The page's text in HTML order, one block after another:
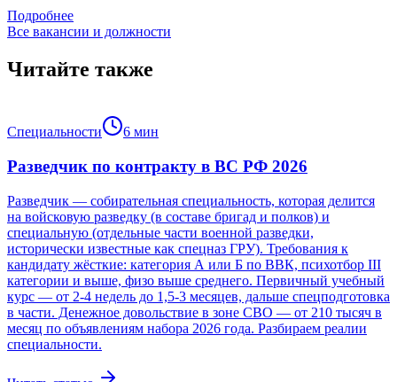
Подробнее
Все вакансии и должности
Читайте также
Специальности 6 мин
Разведчик по контракту в ВС РФ 2026
Разведчик — собирательная специальность, которая делится
на войсковую разведку (в составе бригад и полков) и
специальную (отдельные части военной разведки,
исторически известные как спецназ ГРУ). Требования к
кандидату жёсткие: категория А или Б по ВВК, психотбор III
категории и выше, физо выше среднего. Первичный учебный
курс — от 2-4 недель до 1,5-3 месяцев, дальше спецподготовка
в части. Денежное довольствие в зоне СВО — от 210 тысяч в
месяц по объявлениям набора 2026 года. Разбираем реалии
специальности.